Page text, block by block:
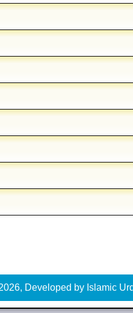
Developed by Islamic